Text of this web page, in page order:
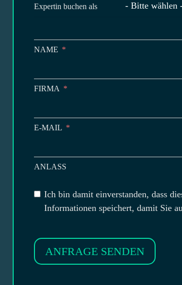
Expertin buchen als - Bitte wählen
NAME
FIRMA
E-MAIL
ANLASS
Ich bin damit einverstanden, dass
Informationen speichert, damit Sie
ANFRAGE SENDEN